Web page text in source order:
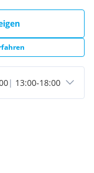
| 13:00-18:00